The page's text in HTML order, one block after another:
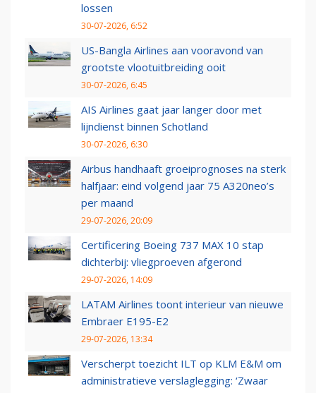
lossen
30-07-2026, 6:52
US-Bangla Airlines aan vooravond van
grootste vlootuitbreiding ooit
30-07-2026, 6:45
AIS Airlines gaat jaar langer door met
lijndienst binnen Schotland
30-07-2026, 6:30
Airbus handhaaft groeiprognoses na sterk
halfjaar: eind volgend jaar 75 A320neo’s
per maand
29-07-2026, 20:09
Certificering Boeing 737 MAX 10 stap
dichterbij: vliegproeven afgerond
29-07-2026, 14:09
LATAM Airlines toont interieur van nieuwe
Embraer E195-E2
29-07-2026, 13:34
Verscherpt toezicht ILT op KLM E&M om
administratieve verslaglegging: ‘Zwaar